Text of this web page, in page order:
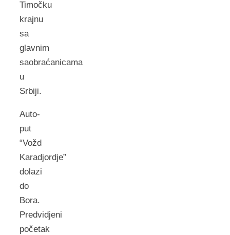
Timočku
krajnu
sa
glavnim
saobraćanicama
u
Srbiji.
Auto-
put
“Vožd
Karadjordje”
dolazi
do
Bora.
Predvidjeni
početak